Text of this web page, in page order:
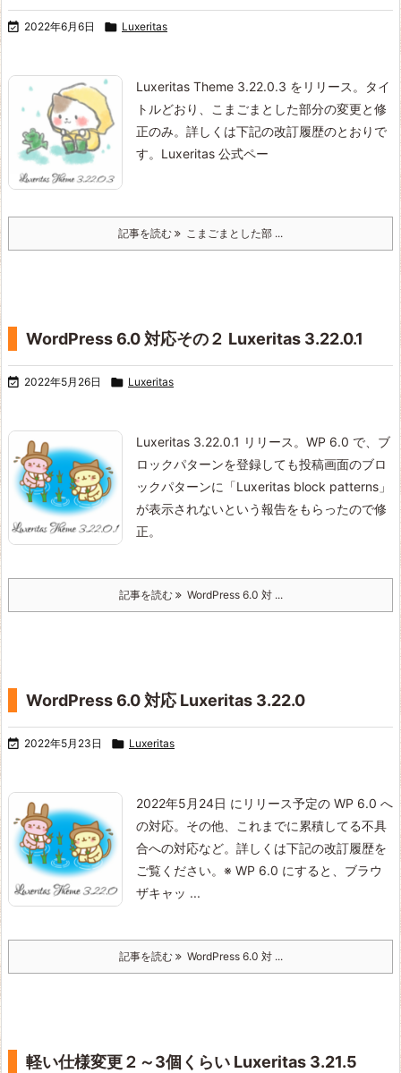
 2022年6月6日  Luxeritas
Luxeritas Theme 3.22.0.3 をリリース。
タイ
トルどおり、こまごまとした部分の変更と修
正のみ。詳しくは下記の改訂履歴のとおりで
す。 Luxeritas 公式ペー
記事を読む こまごまとした部 ...
WordPress 6.0 対応その２ Luxeritas 3.22.0.1
 2022年5月26日  Luxeritas
Luxeritas 3.22.0.1 リリース。 WP 6.0 で、ブ
ロックパターンを登録しても投稿画面のブロ
ックパターンに「Luxeritas block patterns」
が表示されないという報告をもらったので修
正。
記事を読む WordPress 6.0 対 ...
WordPress 6.0 対応 Luxeritas 3.22.0
 2022年5月23日  Luxeritas
2022年5月24日 にリリース予定の WP 6.0 へ
の対応。 その他、これまでに累積してる不具
合への対応など。 詳しくは下記の改訂履歴を
ご覧ください。 ※ WP 6.0 にすると、ブラウ
ザキャッ ...
記事を読む WordPress 6.0 対 ...
軽い仕様変更２～3個くらい Luxeritas 3.21.5